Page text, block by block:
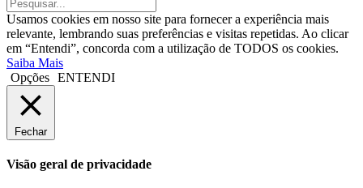
Usamos cookies em nosso site para fornecer a experiência mais
relevante, lembrando suas preferências e visitas repetidas. Ao clicar
em “Entendi”, concorda com a utilização de TODOS os cookies.
Saiba Mais
Opções ENTENDI
Fechar
Visão geral de privacidade